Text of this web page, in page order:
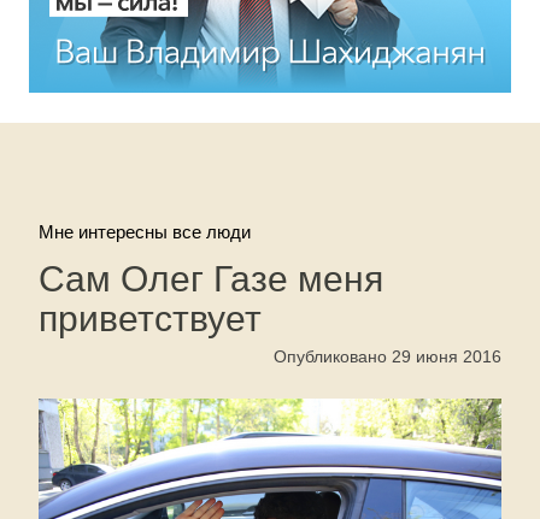
Мне интересны все люди
Сам Олег Газе меня
приветствует
Опубликовано 29 июня 2016